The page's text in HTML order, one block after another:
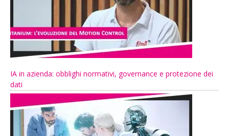
IA in azienda: obblighi normativi, governance e protezione dei
dati